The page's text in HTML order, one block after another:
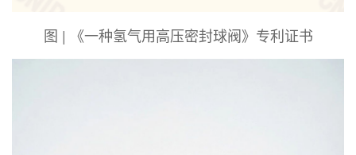
图 | 《一种氢气用高压密封球阀》专利证书